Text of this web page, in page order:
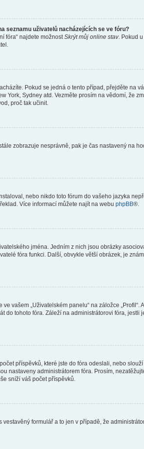
seznamu uživatelů nacházejících se ve fóru?
fóra“ najdete možnostSkrýt můj online stav. Pokud
Pokud se jedná o tento případ, přejděte na
York, Sydney atd. Vezměte prosím na vědomí, že
proč tak učinit.
zobrazuje nesprávně, pak je čas nastavený na
nebo nikdo toto fórum do vašeho jazyka
Více informací můžete najít na webu phpBB®.
jména. Jedním z nich jsou obrázky
fóra funkci. Další, obvykle větší obrázek, je
vašem „Uživatelském panelu“ na záložce
do tohoto fóra. Záleží na administrátorovi fóra,
příspěvků, které jste do fóra odeslali, nebo
nastaveny administrátorem fóra. Prosím,
sníží váš počet příspěvků.
formulář a to jen v případě, že